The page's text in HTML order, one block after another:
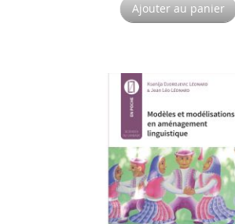
Ajouter au panier